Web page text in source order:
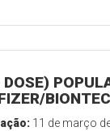
DOSE)
11 de março